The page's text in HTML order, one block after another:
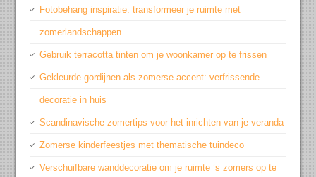
Fotobehang inspiratie: transformeer je ruimte met
zomerlandschappen
Gebruik terracotta tinten om je woonkamer op te frissen
Gekleurde gordijnen als zomerse accent: verfrissende
decoratie in huis
Scandinavische zomertips voor het inrichten van je veranda
Zomerse kinderfeestjes met thematische tuindeco
Verschuifbare wanddecoratie om je ruimte ’s zomers op te